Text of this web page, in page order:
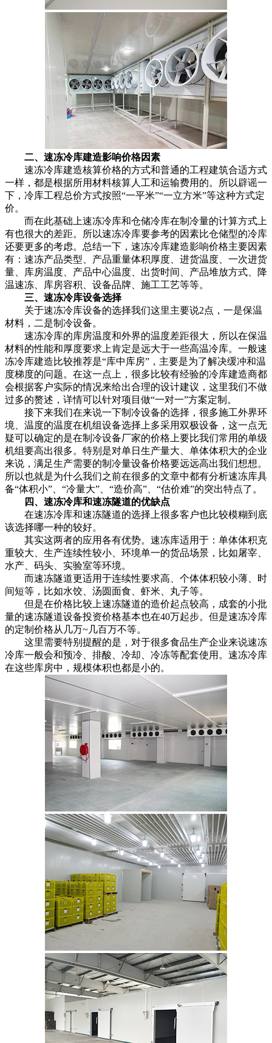
二、速冻冷库建造影响价格因素
速冻冷库建造核算价格的方式和普通的工程建筑合适方式
一样，都是根据所用材料核算人工和运输费用的。所以辟谣一
下，冷库工程总价方式按照“一平米”“一立方米”等这种方式定
价。
而在此基础上速冻冷库和仓储冷库在制冷量的计算方式上
有也很大的差距。所以速冻冷库要参考的因素比仓储型的冷库
还要更多的考虑。总结一下，速冻冷库建造影响价格主要因素
有：速冻产品类型、产品重量体积厚度、进货温度、一次进货
量、库房温度、产品中心温度、出货时间、产品堆放方式、降
温速冻、库房容积、设备品牌、施工工艺等等。
三、速冻冷库设备选择
关于速冻冷库设备的选择我们这里主要说2点，一是保温
材料，二是制冷设备。
速冻冷库的库房温度和外界的温度差距很大，所以在保温
材料的性能和厚度要求上肯定是远大于一些高温冷库。一般速
冻冷库建造比较推荐是“库中库房”，主要是为了解决缓冲和温
度梯度的问题。在这一点上，很多比较有经验的冷库建造商都
会根据客户实际的情况来给出合理的设计建议，这里我们不做
过多的赘述，详情可以针对项目做“一对一”方案定制。
接下来我们在来说一下制冷设备的选择，很多施工外界环
境、温度的温度在机组设备选择上多采用双极设备，这一点无
疑可以确定的是在制冷设备厂家的价格上要比我们常用的单级
机组要高出很多。特别是对单日生产量大、单体体积大的企业
来说，满足生产需要的制冷量设备价格要远远高出我们想想。
所以也就是为什么我们之前在很多的文章中都有分析速冻库具
备“体积小”、“冷量大”、“造价高”、“估价难”的突出特点了。
四、速冻冷库和速冻隧道的优缺点
在速冻冷库和速冻隧道的选择上很多客户也比较模糊到底
该选择哪一种的较好。
其实这两者的应用各有优势。速冻库适用于：单体体积克
重较大、生产连续性较小、环境单一的货品场景，比如屠宰、
水产、码头、实验室等环境。
而速冻隧道更适用于连续性要求高、个体体积较小薄、时
间短等，比如水饺、汤圆面食、虾米、丸子等。
但是在价格比较上速冻隧道的造价起点较高，成套的小批
量的速冻隧道设备投资价格基本也在40万起步。但是速冻冷库
的定制价格从几万~几百万不等。
这里需要特别提醒的是，对于很多食品生产企业来说速冻
冷库一般会和预冷、排酸、冷却、冷冻等配套使用。速冻冷库
在这些库房中，规模体积也都是小的。